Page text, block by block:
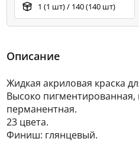
1 (1 шт) / 140 (140 шт)
Описание
Жидкая акриловая краска
Высоко
перманентная.
23 цвета.
Финиш: глянцевый.